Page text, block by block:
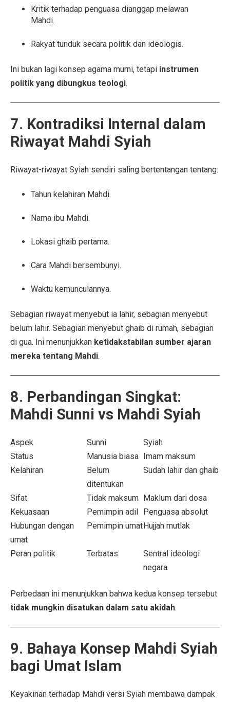
Kritik terhadap penguasa dianggap melawan
Mahdi.
Rakyat tunduk secara politik dan ideologis.
Ini bukan lagi konsep agama murni, tetapi instrumen
politik yang dibungkus teologi.
7. Kontradiksi Internal dalam
Riwayat Mahdi Syiah
Riwayat-riwayat Syiah sendiri saling bertentangan tentang:
Tahun kelahiran Mahdi.
Nama ibu Mahdi.
Lokasi ghaib pertama.
Cara Mahdi bersembunyi.
Waktu kemunculannya.
Sebagian riwayat menyebut ia lahir, sebagian menyebut
belum lahir. Sebagian menyebut ghaib di rumah, sebagian
di gua. Ini menunjukkan ketidakstabilan sumber ajaran
mereka tentang Mahdi.
8. Perbandingan Singkat:
Mahdi Sunni vs Mahdi Syiah
Aspek Sunni
Syiah
Status
Manusia biasa Imam maksum
Kelahiran
Belum
ditentukan
Sudah lahir dan ghaib
Sifat Tidak maksum Maklum dari dosa
Kekuasaan
Pemimpin adil Penguasa absolut
Hubungan dengan
umat
Pemimpin umatHujjah mutlak
Peran politik Terbatas
Sentral ideologi
negara
Perbedaan ini menunjukkan bahwa kedua konsep tersebut
tidak mungkin disatukan dalam satu akidah.
9. Bahaya Konsep Mahdi Syiah
bagi Umat Islam
Keyakinan terhadap Mahdi versi Syiah membawa dampak